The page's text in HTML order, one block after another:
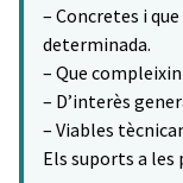
– Concretes i
determinada.
– Que
– D’interès
– Viables
Els suports a